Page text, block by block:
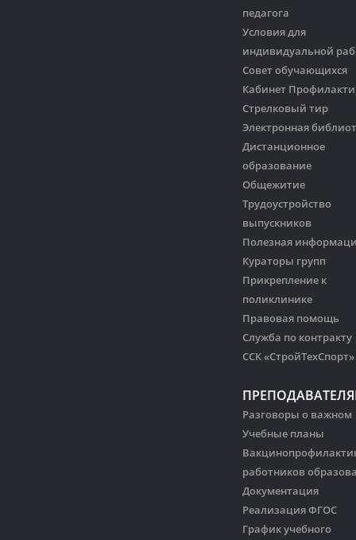
педагога
Условия для
индивидуальной
Совет обучающихся
Кабинет
Стрелковый тир
Электронная
Дистанционное
образование
Общежитие
Трудоустройство
выпускников
Полезная
Кураторы групп
Прикрепление к
поликлинике
Правовая помощь
Служба по контракту
ССК «СтройТехСпорт»
Разговоры о важном
Учебные планы
работников
Документация
Реализация ФГОС
График учебного